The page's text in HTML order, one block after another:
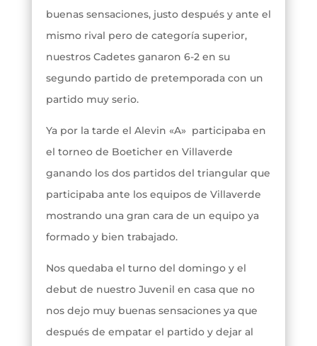
buenas sensaciones, justo después y ante el
mismo rival pero de categoría superior,
nuestros Cadetes ganaron 6-2 en su
segundo partido de pretemporada con un
partido muy serio.
Ya por la tarde el Alevin «A» participaba en
el torneo de Boeticher en Villaverde
ganando los dos partidos del triangular que
participaba ante los equipos de Villaverde
mostrando una gran cara de un equipo ya
formado y bien trabajado.
Nos quedaba el turno del domingo y el
debut de nuestro Juvenil en casa que no
nos dejo muy buenas sensaciones ya que
después de empatar el partido y dejar al